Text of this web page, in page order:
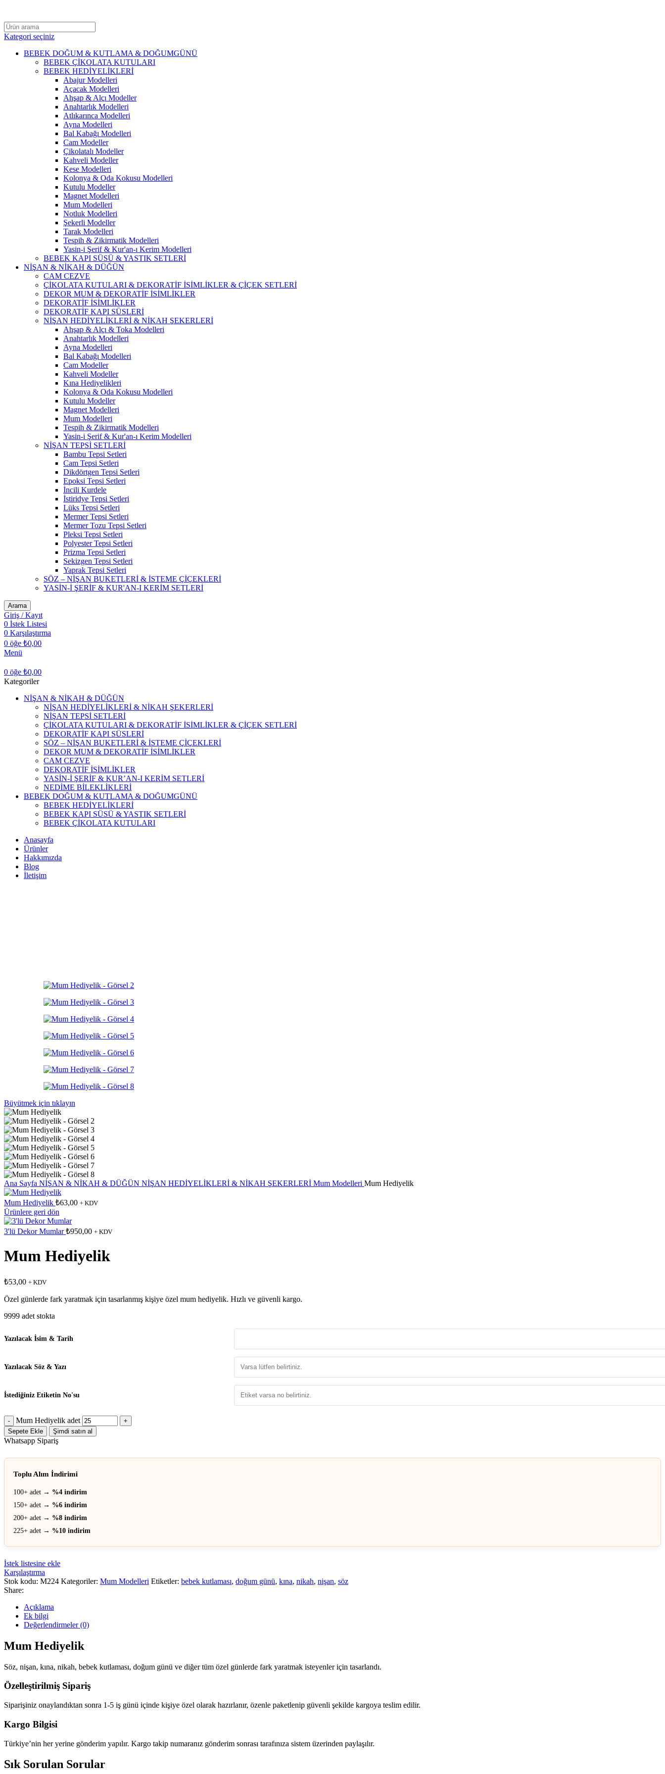
Kategori seçiniz
BEBEK DOĞUM & KUTLAMA & DOĞUMGÜNÜ
BEBEK ÇİKOLATA KUTULARI
BEBEK HEDİYELİKLERİ
Abajur Modelleri
Açacak Modelleri
Ahşap & Alçı Modeller
Anahtarlık Modelleri
Atlıkarınca Modelleri
Ayna Modelleri
Bal Kabağı Modelleri
Cam Modeller
Çikolatalı Modeller
Kahveli Modeller
Kese Modelleri
Kolonya & Oda Kokusu Modelleri
Kutulu Modeller
Magnet Modelleri
Mum Modelleri
Notluk Modelleri
Şekerli Modeller
Tarak Modelleri
Tespih & Zikirmatik Modelleri
Yasin-i Şerif & Kur'an-ı Kerim Modelleri
BEBEK KAPI SÜSÜ & YASTIK SETLERİ
NİŞAN & NİKAH & DÜĞÜN
CAM CEZVE
ÇİKOLATA KUTULARI & DEKORATİF İSİMLİKLER & ÇİÇEK SETLERİ
DEKOR MUM & DEKORATİF İSİMLİKLER
DEKORATİF İSİMLİKLER
DEKORATİF KAPI SÜSLERİ
NİŞAN HEDİYELİKLERİ & NİKAH ŞEKERLERİ
Ahşap & Alçı & Toka Modelleri
Anahtarlık Modelleri
Ayna Modelleri
Bal Kabağı Modelleri
Cam Modeller
Kahveli Modeller
Kına Hediyelikleri
Kolonya & Oda Kokusu Modelleri
Kutulu Modeller
Magnet Modelleri
Mum Modelleri
Tespih & Zikirmatik Modelleri
Yasin-i Şerif & Kur'an-ı Kerim Modelleri
NİŞAN TEPSİ SETLERİ
Bambu Tepsi Setleri
Cam Tepsi Setleri
Dikdörtgen Tepsi Setleri
Epoksi Tepsi Setleri
İncili Kurdele
İstiridye Tepsi Setleri
Lüks Tepsi Setleri
Mermer Tepsi Setleri
Mermer Tozu Tepsi Setleri
Pleksi Tepsi Setleri
Polyester Tepsi Setleri
Prizma Tepsi Setleri
Sekizgen Tepsi Setleri
Yaprak Tepsi Setleri
SÖZ – NİŞAN BUKETLERİ & İSTEME ÇİÇEKLERİ
YASİN-İ ŞERİF & KUR'AN-I KERİM SETLERİ
Arama
Giriş / Kayıt
0 İstek Listesi
0 Karşılaştırma
0 öğe ₺0,00
Menü
0 öğe ₺0,00
Kategoriler
NİŞAN & NİKAH & DÜĞÜN
NİŞAN HEDİYELİKLERİ & NİKAH ŞEKERLERİ
NİŞAN TEPSİ SETLERİ
ÇİKOLATA KUTULARI & DEKORATİF İSİMLİKLER & ÇİÇEK SETLERİ
DEKORATİF KAPI SÜSLERİ
SÖZ – NİŞAN BUKETLERİ & İSTEME ÇİÇEKLERİ
DEKOR MUM & DEKORATİF İSİMLİKLER
CAM CEZVE
DEKORATİF İSİMLİKLER
YASİN-İ ŞERİF & KUR’AN-I KERİM SETLERİ
NEDİME BİLEKLİKLERİ
BEBEK DOĞUM & KUTLAMA & DOĞUMGÜNÜ
BEBEK HEDİYELİKLERİ
BEBEK KAPI SÜSÜ & YASTIK SETLERİ
BEBEK ÇİKOLATA KUTULARI
Anasayfa
Ürünler
Hakkımızda
Blog
İletişim
Büyütmek için tıklayın
Ana Sayfa NİŞAN & NİKAH & DÜĞÜN NİŞAN HEDİYELİKLERİ & NİKAH ŞEKERLERİ Mum Modelleri Mum Hediyelik
Mum Hediyelik ₺63,00 + KDV
Ürünlere geri dön
3'lü Dekor Mumlar₺950,00 + KDV
Mum Hediyelik
₺53,00 + KDV
Özel günlerde fark yaratmak için tasarlanmış kişiye özel mum hediyelik. Hızlı ve güvenli kargo.
9999 adet stokta
Yazılacak İsim & Tarih
Yazılacak Söz & Yazı
İstediğiniz Etiketin No'su
Mum Hediyelik adet
Sepete Ekle Şimdi satın al
Whatsapp Sipariş
Toplu Alım İndirimi
100+ adet → %4 indirim
150+ adet → %6 indirim
200+ adet → %8 indirim
225+ adet → %10 indirim
İstek listesine ekle
Karşılaştırma
Stok kodu: M224 Kategoriler: Mum Modelleri Etiketler: bebek kutlaması, doğum günü, kına, nikah, nişan, söz
Share:
Açıklama
Ek bilgi
Değerlendirmeler (0)
Mum Hediyelik
Söz, nişan, kına, nikah, bebek kutlaması, doğum günü ve diğer tüm özel günlerde fark yaratmak isteyenler için tasarlandı.
Özelleştirilmiş Sipariş
Siparişiniz onaylandıktan sonra 1-5 iş günü içinde kişiye özel olarak hazırlanır, özenle paketlenip güvenli şekilde kargoya teslim edilir.
Kargo Bilgisi
Türkiye’nin her yerine gönderim yapılır. Kargo takip numaranız gönderim sonrası tarafınıza sistem üzerinden paylaşılır.
Sık Sorulan Sorular